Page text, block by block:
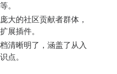
。
大的社区贡献者群体，
展插件。
档清晰明了，涵盖了从入
点。